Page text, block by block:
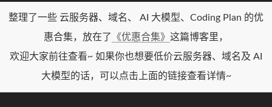
整理了一些 云服务器、域名、 AI 大模型、Coding Plan 的优
惠合集，放在了
《优惠合集》 这篇博客里，
欢迎大家前往查看~ 如果你也想要低价云服务器、域名及 AI
大模型的话，可以点击上面的链接查看详情~